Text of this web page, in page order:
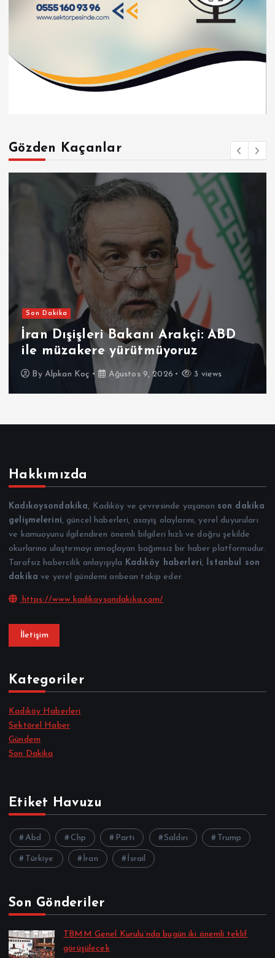
Gözden Kaçanlar
Son Dakika
İran Dışişleri Bakanı Arakçi: ABD
ile müzakere yürütmüyoruz
By Alpkan Koç Ağustos 9, 2026 3 views
Hakkımızda
Kadıkoysondakika, Kadıköy ve çevresinde yaşanan son dakika
gelişmelerini, güncel haberleri, asayiş olaylarını, yerel duyuruları
ve kamuoyunu ilgilendiren önemli bilgileri hızlı ve doğru şekilde
okurlarına ulaştırmayı amaçlayan bağımsız bir haber platformudur.
Tarafsız habercilik anlayışıyla Kadıköy haberleri,
İstanbul son
dakika ve yerel gündemi anbean takip eder.
https://www.kadikoysondakika.com/
İletişim
Kategoriler
Kadıköy Haberleri
Sektörel Haber
Gündem
Son Dakika
Etiket Havuzu
Abd Chp Parti Saldırı Trump
Türkiye İran İsrail
Son Gönderiler
TBMM Genel Kurulu’nda bugün iki önemli teklif
görüşülecek